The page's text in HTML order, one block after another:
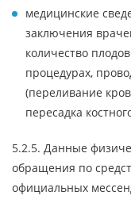
медицинские
заключения
количество
процедурах,
(переливание
пересадка
5.2.5. Данные
обращения по
официальных